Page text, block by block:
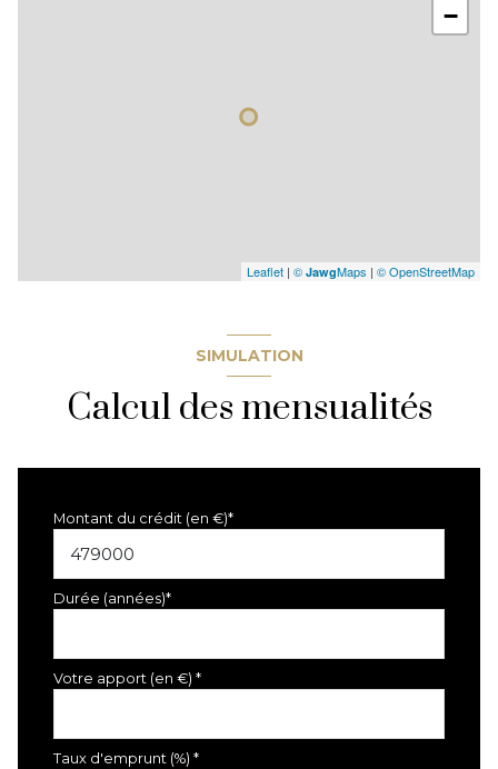
−
Leaflet | © JawgMaps | © OpenStreetMap
SIMULATION
Calcul des mensualités
Montant du crédit (en €)*
Durée (années)*
Votre apport (en €) *
Taux d'emprunt (%) *